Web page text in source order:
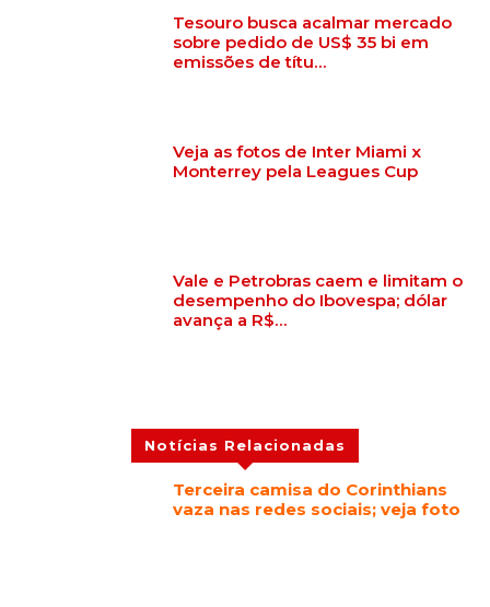
Tesouro busca acalmar mercado
sobre pedido de US$ 35 bi em
emissões de títu…
Veja as fotos de Inter Miami x
Monterrey pela Leagues Cup
Vale e Petrobras caem e limitam o
desempenho do Ibovespa; dólar
avança a R$…
Notícias Relacionadas
Terceira camisa do Corinthians
vaza nas redes sociais; veja foto